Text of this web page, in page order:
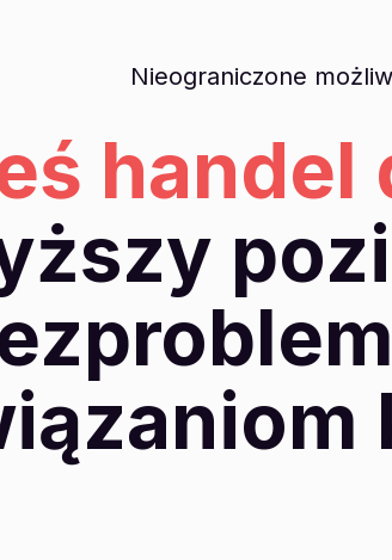
Nieograniczone
handel